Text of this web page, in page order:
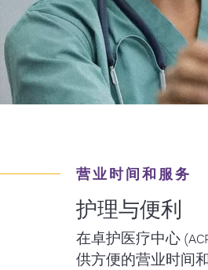
营业时间和服务
护理与便利
在卓护医疗中心
供方便的营业时间